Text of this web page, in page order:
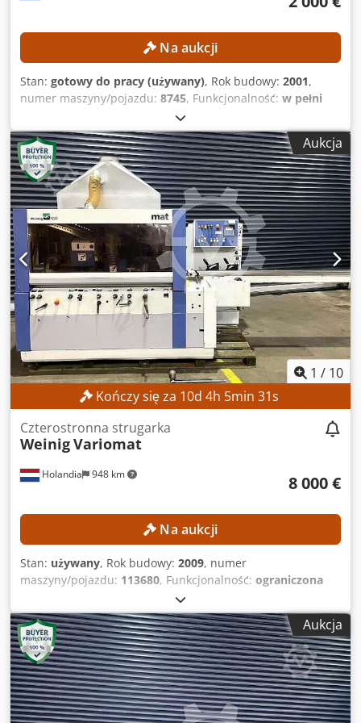
kW Wydajność pompowania: 250 m³/h Maksymalne
próżniowe 2 ograniczniki referencyjne 8 wypustki
referencyjne 8 podpór Pompa próżniowa Becker Zderzak
ochronny Pakiet oprogramowania XILOG-MAESTRO
Certyfikat CE
Na aukcji
Stan: gotowy do pracy (używany), Rok budowy: 2001,
numer maszyny/pojazdu: 8745, Funkcjonalność: w pełni
500 mm
mm, prędkość wrzeciona (maks.):10 000 obr./min, DANE
TECHNICZNE Długość stołu: 2500 mm Szerokość stołu: 500
mm Maks. średnica narzędzia – głowica frezująca: 160 mm
Maks. średnica narzędzia – osłona trzpienia: 160 mm
Nachylenie wrzeciona: automatyczne Regulacja wysokości
wrzeciona: automatyczna Regulacja prędkości obrotowej
wrzeciona: ręczna, stopniowa Prędkość obrotowa
wrzeciona: 3000–10 000 obr./min Liczba prędkości: 2
Hamulec silnika: dostępny DANE MASZYNY Moc silnika
głównego: 7,5 kW Wymiary i waga Wymiary (długość x
szerokość x wysokość): 1800 x 1200 x 1900 mm Waga
maszyny: 1200 kg Dkodpfx Ajzrmp Hochsr Liczba
elementów do transportu: 1 WYPOSAŻENIE Podajnik Mec4v
(liczba kół podających: 3) Prowadnica (marka Aigner)
Aukcja
1 / 10
Kończy się za 10d 4h 5min 28s
Holandia 948 km
Czterostronna strugarka
WeinigVariomat
8 000 €
Na aukcji
Stan: używany, Rok budowy: 2009, numer
maszyny/pojazdu: 113680, Funkcjonalność: ograniczona
, szerokość robocza:
wrzeciona:40 mm, prędkość wrzeciona (maks.):6 000
obr./min, wysokość robocza:120 mm, DANE TECHNICZNE
Dksdpozrmptofx Achjr Szerokość robocza: 20–230 mm
Wysokość robocza: 8–120 mm Długość stołu podającego:
1950 mm Prędkość posuwu: 6–12 m/min Liczba wrzecion: 5
Średnica wrzeciona: 40 mm Prędkość obrotowa wrzeciona:
6000 obr./min Maks. średnica narzędzia wrzeciona
Aukcja